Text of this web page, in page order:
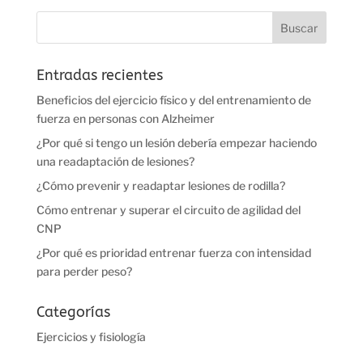
Entradas recientes
Beneficios del ejercicio físico y del entrenamiento de
fuerza en personas con Alzheimer
¿Por qué si tengo un lesión debería empezar haciendo
una readaptación de lesiones?
¿Cómo prevenir y readaptar lesiones de rodilla?
Cómo entrenar y superar el circuito de agilidad del
CNP
¿Por qué es prioridad entrenar fuerza con intensidad
para perder peso?
Categorías
Ejercicios y fisiología